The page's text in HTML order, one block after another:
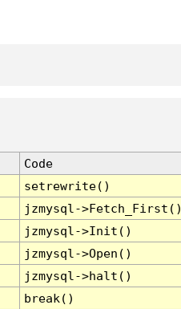
Code
setrewrite()
jzmysql-
jzmysql->Init()
jzmysql->Open()
jzmysql->halt()
break()